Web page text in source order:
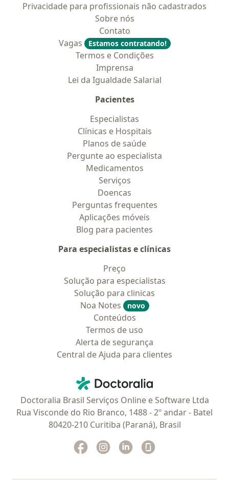
Privacidade para profissionais não cadastrados
Sobre nós
Contato
Vagas
Estamos contratando!
Termos e Condições
Imprensa
Lei da Igualdade Salarial
Pacientes
Especialistas
Clínicas e Hospitais
Planos de saúde
Pergunte ao especialista
Medicamentos
Serviços
Doencas
Perguntas frequentes
Aplicações móveis
Blog para pacientes
Para especialistas e clínicas
Preço
Solução para especialistas
Solução para clinicas
Noa Notes
novo
Conteúdos
Termos de uso
Alerta de segurança
Central de Ajuda para clientes
Doctoralia - Homepage
Doctoralia Brasil Serviços Online e Software Ltda
Rua Visconde do Rio Branco, 1488 - 2º andar - Batel
80420-210 Curitiba (Paraná), Brasil
Facebook
abre num novo separador
Instagram
abre num novo separador
Linkedin
abre num novo